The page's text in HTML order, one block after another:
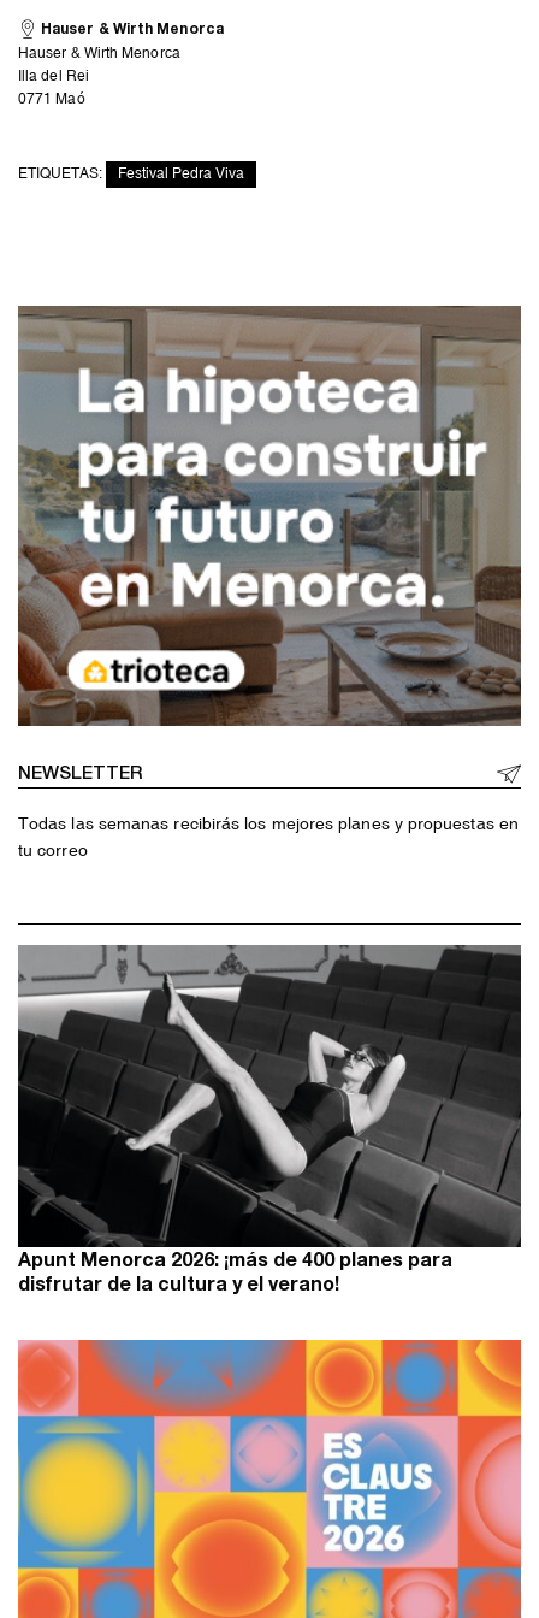
Hauser & Wirth Menorca
Hauser & Wirth Menorca
Illa del Rei
0771 Maó
ETIQUETAS: Festival Pedra Viva
NEWSLETTER
Todas las semanas recibirás los mejores planes y propuestas en
tu correo
Apunt Menorca 2026: ¡más de 400 planes para
disfrutar de la cultura y el verano!